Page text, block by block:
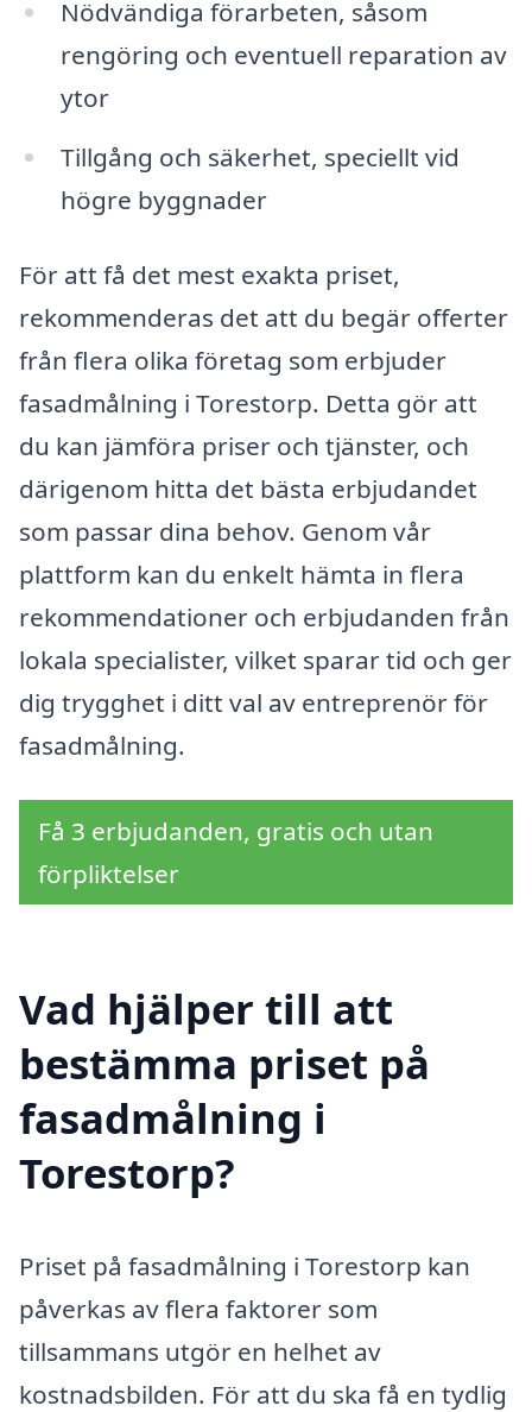
Nödvändiga förarbeten, såsom
rengöring och eventuell reparation av
ytor
Tillgång och säkerhet, speciellt vid
högre byggnader
För att få det mest exakta priset,
rekommenderas det att du begär offerter
från flera olika företag som erbjuder
fasadmålning i Torestorp. Detta gör att
du kan jämföra priser och tjänster, och
därigenom hitta det bästa erbjudandet
som passar dina behov. Genom vår
plattform kan du enkelt hämta in flera
rekommendationer och erbjudanden från
lokala specialister, vilket sparar tid och ger
dig trygghet i ditt val av entreprenör för
fasadmålning.
Få 3 erbjudanden, gratis och utan
förpliktelser
Vad hjälper till att
bestämma priset på
fasadmålning i
Torestorp?
Priset på fasadmålning i Torestorp kan
påverkas av flera faktorer som
tillsammans utgör en helhet av
kostnadsbilden. För att du ska få en tydlig